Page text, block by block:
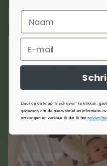
Door op de knop "Inschrijven" te klikken,
gegevens om de nieuwsbrief en informatie
ontvangen en verklaar ik dat ik het